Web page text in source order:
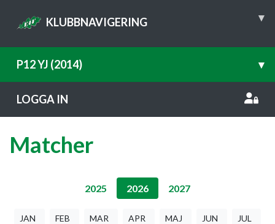
KLUBBNAVIGERING ▾
P12 YJ (2014) ▾
LOGGA IN
Matcher
2025 2026 2027
JAN FEB MAR APR MAJ JUN JUL